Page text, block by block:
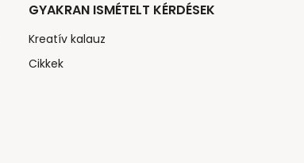
GYAKRAN ISMÉTELT KÉRDÉSEK
Kreatív kalauz
Cikkek